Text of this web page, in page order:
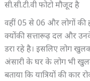
सी.सी.टी.वी फोटो मौजूद है
वहीं 05 से 06 और लोगों की
क्योंकी सत्तारूढ़ दल और
डरा रहे है। इसलिए लोग
अंसारी के घर के लोग भी
बताया कि यात्रियों की